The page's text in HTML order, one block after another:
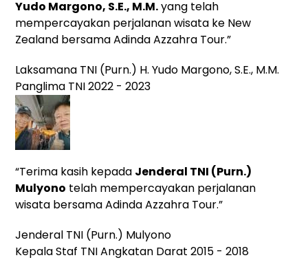
Yudo Margono, S.E., M.M.yang telah
mempercayakan perjalanan wisata ke New
Zealand bersama Adinda Azzahra Tour.”
Laksamana TNI (Purn.) H. Yudo Margono, S.E., M.M.
Panglima TNI 2022 - 2023
“Terima kasih kepada Jenderal TNI (Purn.)
Mulyono telah mempercayakan perjalanan
wisata bersama Adinda Azzahra Tour.”
Jenderal TNI (Purn.) Mulyono
Kepala Staf TNI Angkatan Darat 2015 - 2018